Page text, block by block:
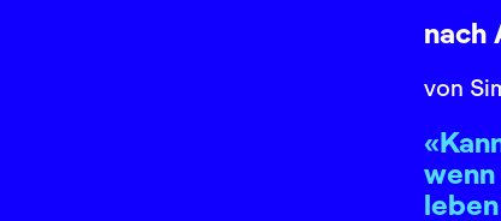
nach
von